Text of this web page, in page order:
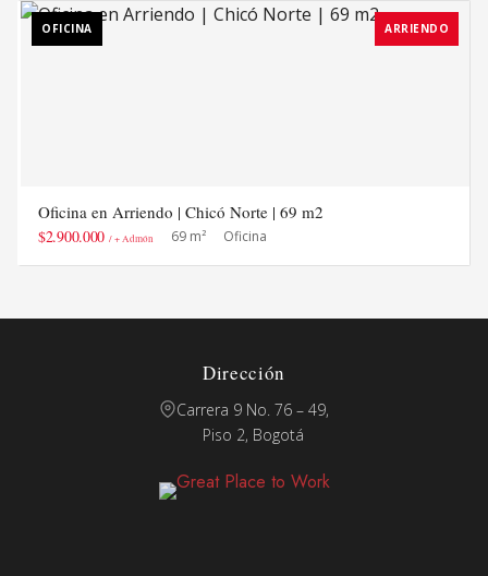
OFICINA ARRIENDO
Oficina en Arriendo | Chicó Norte | 69 m2
$2.900.000 / + Admón 69 m² Oficina
Dirección
Carrera 9 No. 76 – 49,
Piso 2, Bogotá